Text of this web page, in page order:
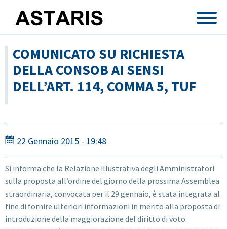
COMUNICATO SU RICHIESTA
DELLA CONSOB AI SENSI
DELL’ART. 114, COMMA 5, TUF
22 Gennaio 2015 - 19:48
Si informa che la Relazione illustrativa degli Amministratori
sulla proposta all’ordine del giorno della prossima Assemblea
straordinaria, convocata per il 29 gennaio, è stata integrata al
fine di fornire ulteriori informazioni in merito alla proposta di
introduzione della maggiorazione del diritto di voto.